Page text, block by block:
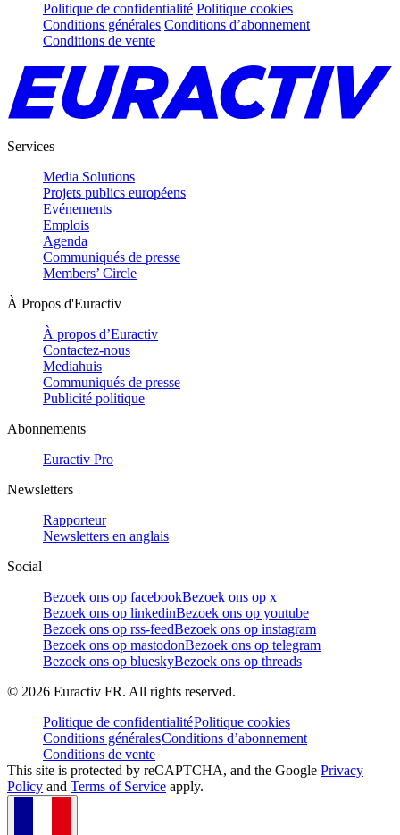
Politique de confidentialité Politique cookies
Conditions générales Conditions d’abonnement
Conditions de vente
Services
Media Solutions
Projets publics européens
Evénements
Emplois
Agenda
Communiqués de presse
Members’ Circle
À Propos d'Euractiv
À propos d’Euractiv
Contactez-nous
Mediahuis
Communiqués de presse
Publicité politique
Abonnements
Euractiv Pro
Newsletters
Rapporteur
Newsletters en anglais
Social
Bezoek ons op facebookBezoek ons op x
Bezoek ons op linkedinBezoek ons op youtube
Bezoek ons op rss-feedBezoek ons op instagram
Bezoek ons op mastodonBezoek ons op telegram
Bezoek ons op blueskyBezoek ons op threads
© 2026 Euractiv FR. All rights reserved.
Politique de confidentialitéPolitique cookies
Conditions généralesConditions d’abonnement
Conditions de vente
This site is protected by reCAPTCHA, and the Google Privacy
Policy and Terms of Service apply.